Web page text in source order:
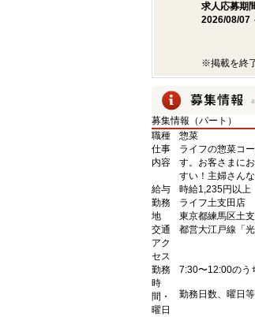
求人応募期
2026/08/07
※掲載を終
募集情報（パート）
職種
惣菜
仕事
内容
ライフの惣菜コ
す。お客さまに
すい！主婦さん
給与
時給1,235円以上
勤務
地
ライフ土支田店
東京都練馬区土
交通
アク
セス
都営大江戸線「
勤務
時
間・
曜日
7:30〜12:00のう
勤務日数、曜日